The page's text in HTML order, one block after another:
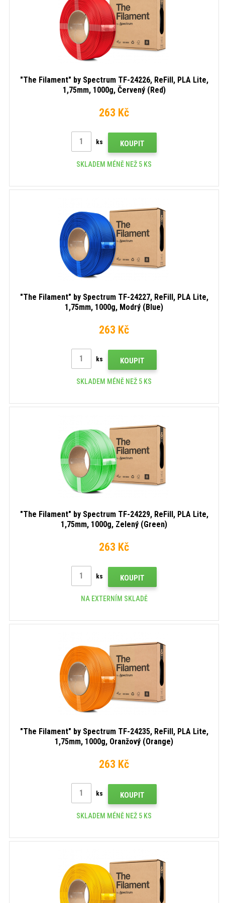
"The Filament" by Spectrum TF-24226, ReFill, PLA Lite,
1,75mm, 1000g, Červený (Red)
263 Kč
ks KOUPIT
SKLADEM MÉNĚ NEŽ 5 KS
"The Filament" by Spectrum TF-24227, ReFill, PLA Lite,
1,75mm, 1000g, Modrý (Blue)
263 Kč
ks KOUPIT
SKLADEM MÉNĚ NEŽ 5 KS
"The Filament" by Spectrum TF-24229, ReFill, PLA Lite,
1,75mm, 1000g, Zelený (Green)
263 Kč
ks KOUPIT
NA EXTERNÍM SKLADĚ
"The Filament" by Spectrum TF-24235, ReFill, PLA Lite,
1,75mm, 1000g, Oranžový (Orange)
263 Kč
ks KOUPIT
SKLADEM MÉNĚ NEŽ 5 KS